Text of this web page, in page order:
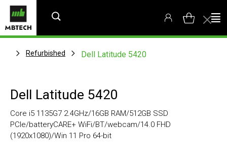
Refurbished Dell Latitude 5420
Dell Latitude 5420
Core i5 1135G7 2.4GHz/16GB RAM/512GB SSD
PCIe/batteryCARE+ WiFi/BT/webcam/14.0 FHD
(1920x1080)/Win 11 Pro 64-bit